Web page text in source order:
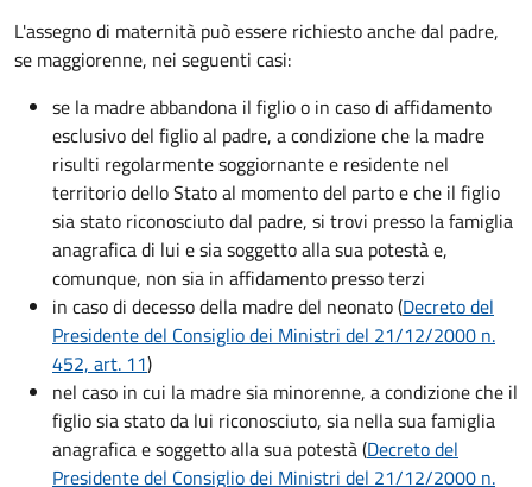
L'assegno di maternità può essere richiesto anche dal padre,
se maggiorenne, nei seguenti casi:
se la madre abbandona il figlio o in caso di affidamento
esclusivo del figlio al padre, a condizione che la madre
risulti regolarmente soggiornante e residente nel
territorio dello Stato al momento del parto e che il figlio
sia stato riconosciuto dal padre, si trovi presso la famiglia
anagrafica di lui e sia soggetto alla sua potestà e,
comunque, non sia in affidamento presso terzi
in caso di decesso della madre del neonato (Decreto del
Presidente del Consiglio dei Ministri del 21/12/2000 n.
452, art. 11)
nel caso in cui la madre sia minorenne, a condizione che il
figlio sia stato da lui riconosciuto, sia nella sua famiglia
anagrafica e soggetto alla sua potestà (Decreto del
Presidente del Consiglio dei Ministri del 21/12/2000 n.